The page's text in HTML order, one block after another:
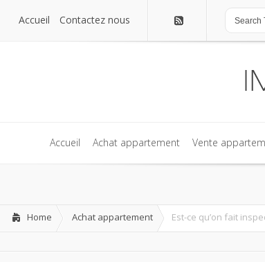
Accueil Contactez nous
Accueil Achat appartement Vente
Home Achat appartement Est-ce qu’on fait